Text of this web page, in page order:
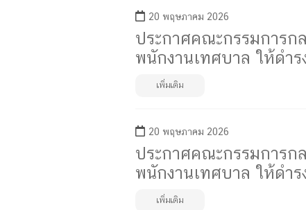
20 พฤษภาคม 2026
ประกาศคณะกรรมการก
พนักงานเทศบาล ให้ดำ
เพิ่มเติม
20 พฤษภาคม 2026
ประกาศคณะกรรมการก
พนักงานเทศบาล ให้ดำ
เพิ่มเติม